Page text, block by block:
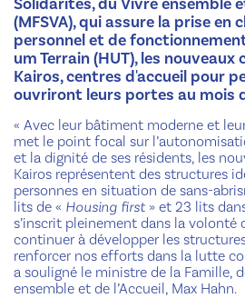
(MFSVA), qui assure la prise en
personnel et de
um Terrain (HUT), les
Kairos, centres d'accueil pour
ouvriront leurs portes au mois
« Avec leur bâtiment moderne et
met le point focal sur
et la dignité de ses résidents, les
Kairos représentent des structures
personnes en situation de sans-
lits de « Housing first» et 23 lits
s’inscrit pleinement dans la volonté
continuer à développer les
renforcer nos efforts dans la lutte
a souligné le ministre de la Famille,
ensemble et de l’Accueil, Max Hahn.